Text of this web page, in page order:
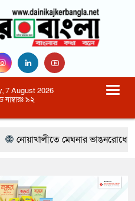
7 August 2026
নাম্বারঃ ৯২
নোয়াখালীতে মেঘনার ভাঙনরোধে জিও